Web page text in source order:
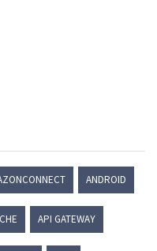
ANDROID
API GATEWAY